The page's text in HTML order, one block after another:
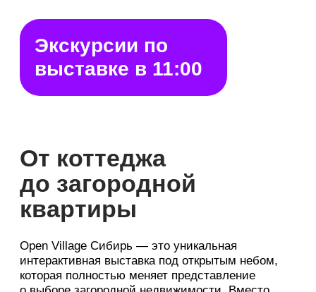
13 домов
с ремонтом и мебелью
6 квартир
готовность 100%